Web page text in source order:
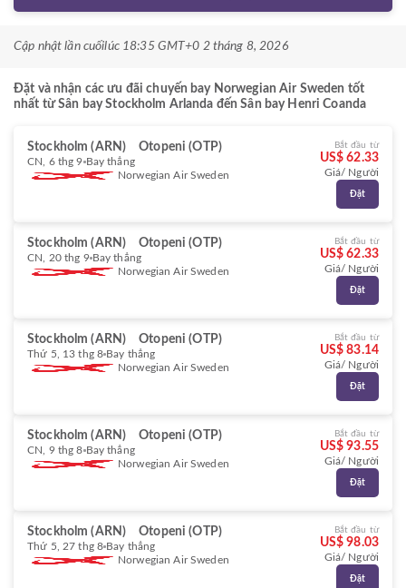
Cập nhật lần cuốilúc 18:35 GMT+0 2 tháng 8, 2026
Đặt và nhận các ưu đãi chuyến bay Norwegian Air Sweden tốt
nhất từ Sân bay Stockholm Arlanda đến Sân bay Henri Coanda
Stockholm (ARN) Otopeni (OTP)
CN, 6 thg 9 Bay thẳng
Norwegian Air Sweden
Bắt đầu từ
US$ 62.33
Giá/ Người
Đặt
Stockholm (ARN) Otopeni (OTP)
CN, 20 thg 9 Bay thẳng
Norwegian Air Sweden
Bắt đầu từ
US$ 62.33
Giá/ Người
Đặt
Stockholm (ARN) Otopeni (OTP)
Thứ 5, 13 thg 8 Bay thẳng
Norwegian Air Sweden
Bắt đầu từ
US$ 83.14
Giá/ Người
Đặt
Stockholm (ARN) Otopeni (OTP)
CN, 9 thg 8 Bay thẳng
Norwegian Air Sweden
Bắt đầu từ
US$ 93.55
Giá/ Người
Đặt
Stockholm (ARN) Otopeni (OTP)
Thứ 5, 27 thg 8 Bay thẳng
Norwegian Air Sweden
Bắt đầu từ
US$ 98.03
Giá/ Người
Đặt